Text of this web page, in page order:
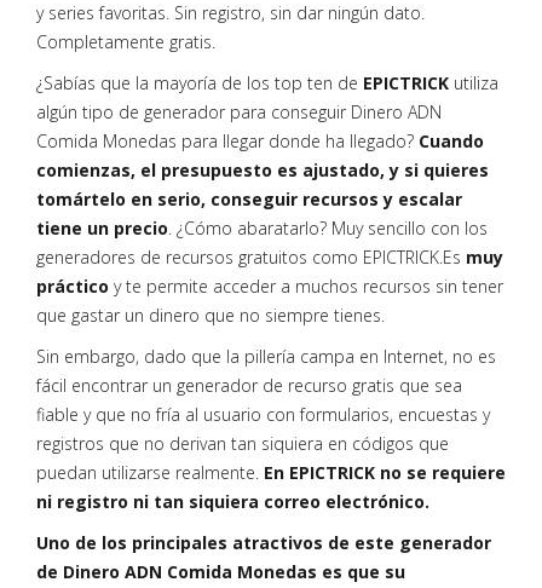
y series favoritas. Sin registro, sin dar ningún dato.
Completamente gratis.
¿Sabías que la mayoría de los top ten de EPICTRICK utiliza
algún tipo de generador para conseguir Dinero ADN
Comida Monedas para llegar donde ha llegado? Cuando
comienzas, el presupuesto es ajustado, y si quieres
tomártelo en serio, conseguir recursos y escalar
tiene un precio. ¿Cómo abaratarlo? Muy sencillo con los
generadores de recursos gratuitos como EPICTRICK.Es muy
práctico y te permite acceder a muchos recursos sin tener
que gastar un dinero que no siempre tienes.
Sin embargo, dado que la pillería campa en Internet, no es
fácil encontrar un generador de recurso gratis que sea
fiable y que no fría al usuario con formularios, encuestas y
registros que no derivan tan siquiera en códigos que
puedan utilizarse realmente. En EPICTRICK no se requiere
ni registro ni tan siquiera correo electrónico.
Uno de los principales atractivos de este generador
de Dinero ADN Comida Monedas es que su